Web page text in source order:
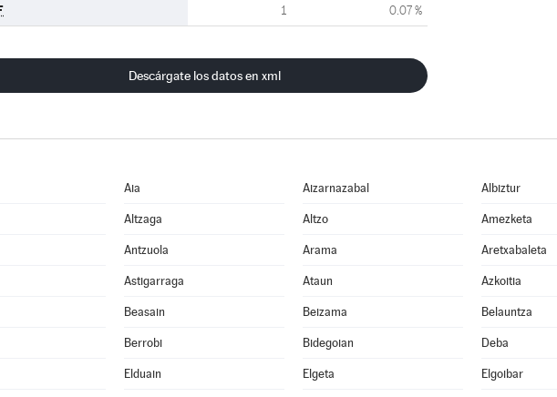
1 0.07 %
Descárgate los datos en xml
Aia Aizarnazabal Albiztur
Altzaga Altzo Amezketa
Antzuola Arama Aretxabaleta
Astigarraga Ataun Azkoitia
Beasain Beizama Belauntza
Berrobi Bidegoian Deba
Elduain Elgeta Elgoibar